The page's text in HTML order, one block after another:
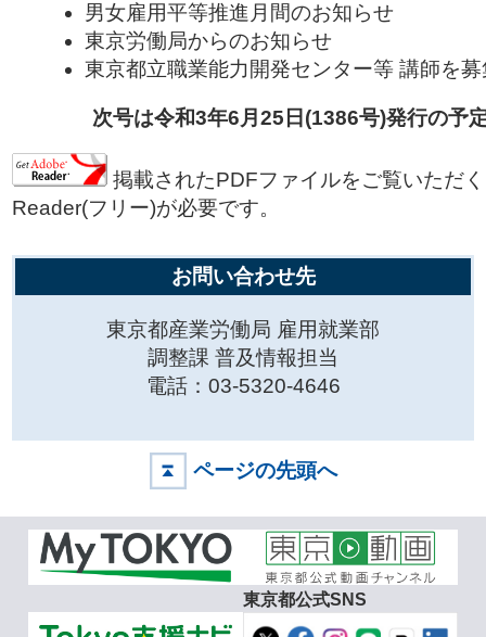
男女雇用平等推進月間のお知らせ
東京労働局からのお知らせ
東京都立職業能力開発センター等 講師を
次号は令和3年6月25日(1386号)発行の予
掲載されたPDFファイルをご覧いただ
Reader(フリー)が必要です。
お問い合わせ先
東京都産業労働局 雇用就業部
調整課 普及情報担当
電話：03-5320-4646
ページの先頭へ
東京都公式SNS